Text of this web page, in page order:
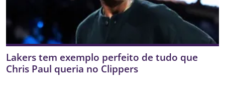
Lakers tem exemplo perfeito de tudo que
Chris Paul queria no Clippers